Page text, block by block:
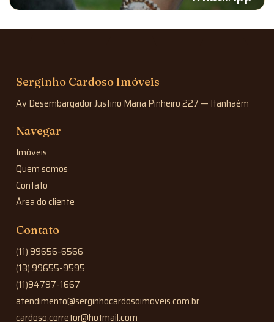
Serginho Cardoso Imóveis
Av Desembargador Justino Maria Pinheiro 227 — Itanhaém
Navegar
Imóveis
Quem somos
Contato
Área do cliente
Contato
(11) 99656-6566
(13) 99655-9595
(11)94797-1667
atendimento@serginhocardosoimoveis.com.br
cardoso.corretor@hotmail.com